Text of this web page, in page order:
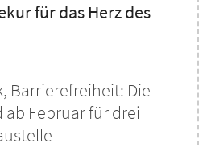
für das Herz des
Barrierefreiheit: Die
Februar für drei